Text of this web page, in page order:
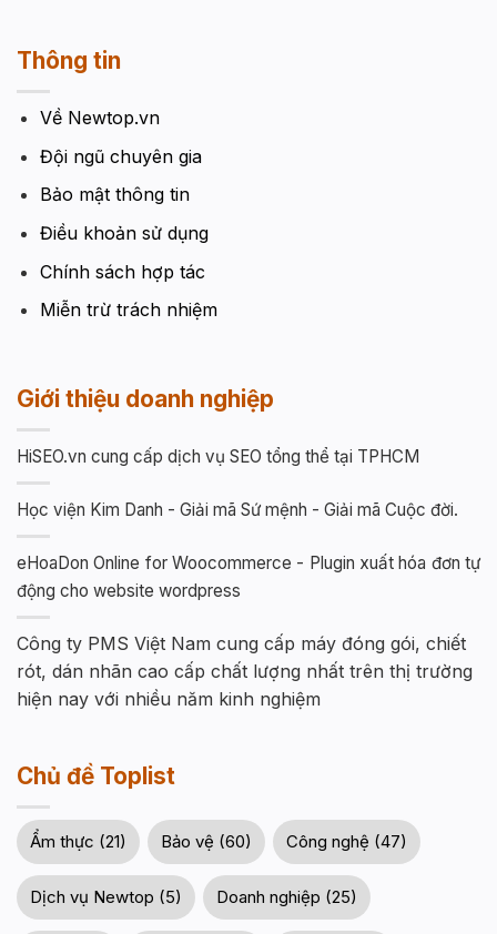
Thông tin
Về Newtop.vn
Đội ngũ chuyên gia
Bảo mật thông tin
Điều khoản sử dụng
Chính sách hợp tác
Miễn trừ trách nhiệm
Giới thiệu doanh nghiệp
HiSEO.vn cung cấp dịch vụ SEO tổng thể tại TPHCM
Học viện Kim Danh - Giải mã Sứ mệnh - Giải mã Cuộc đời.
eHoaDon Online for Woocommerce - Plugin xuất hóa đơn tự
động cho website wordpress
Công ty PMS Việt Nam cung cấp máy đóng gói, chiết
rót, dán nhãn cao cấp chất lượng nhất trên thị trường
hiện nay với nhiều năm kinh nghiệm
Chủ đề Toplist
Ẩm thực (21) Bảo vệ (60) Công nghệ (47)
Dịch vụ Newtop (5) Doanh nghiệp (25)